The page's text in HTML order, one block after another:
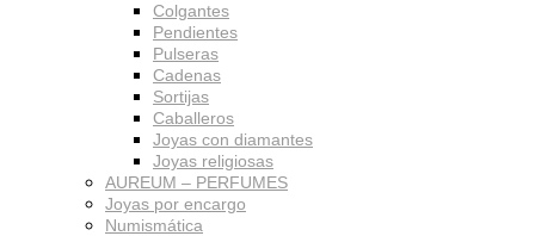
Colgantes
Pendientes
Pulseras
Cadenas
Sortijas
Caballeros
Joyas con diamantes
Joyas religiosas
AUREUM – PERFUMES
Joyas por encargo
Numismática